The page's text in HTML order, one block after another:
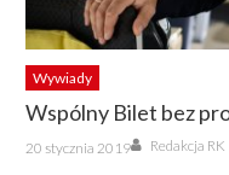
Wywiady
Wspólny Bilet bez
Posted
on
20 stycznia 2019 Author
Redakcja RK